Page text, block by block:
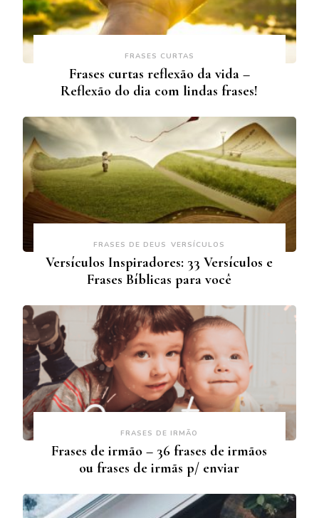
FRASES CURTAS
Frases curtas reflexão da vida –
Reflexão do dia com lindas frases!
FRASES DE DEUS VERSÍCULOS
Versículos Inspiradores: 33 Versículos e
Frases Bíblicas para você
FRASES DE IRMÃO
Frases de irmão – 36 frases de irmãos
ou frases de irmãs p/ enviar